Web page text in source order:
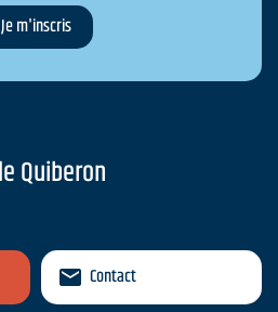
Quiberon
Contact